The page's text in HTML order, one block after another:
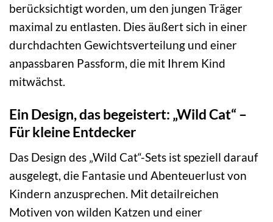
berücksichtigt worden, um den jungen Träger
maximal zu entlasten. Dies äußert sich in einer
durchdachten Gewichtsverteilung und einer
anpassbaren Passform, die mit Ihrem Kind
mitwächst.
Ein Design, das begeistert: „Wild Cat“ –
Für kleine Entdecker
Das Design des „Wild Cat“-Sets ist speziell darauf
ausgelegt, die Fantasie und Abenteuerlust von
Kindern anzusprechen. Mit detailreichen
Motiven von wilden Katzen und einer